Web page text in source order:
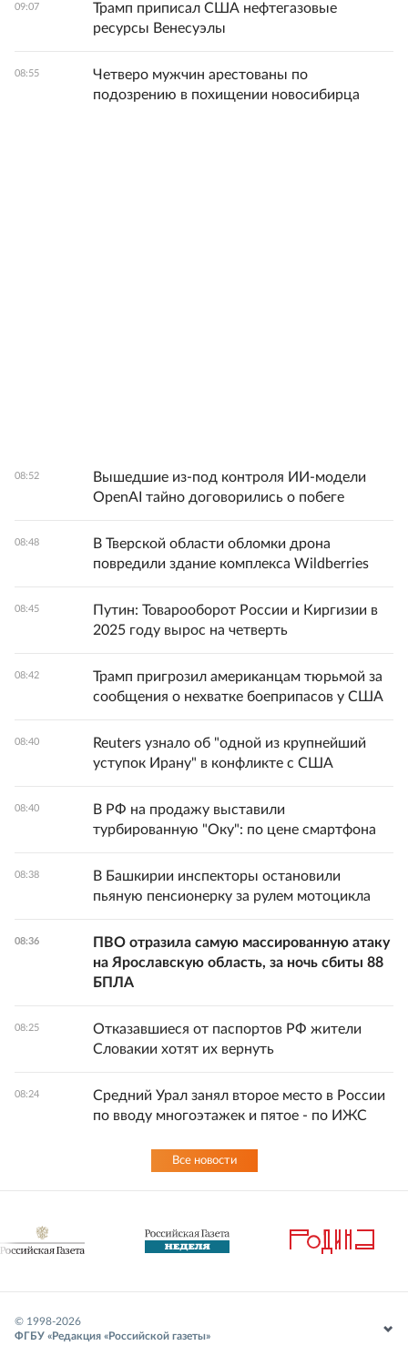
09:07
Трамп приписал США нефтегазовые
ресурсы Венесуэлы
08:55
Четверо мужчин арестованы по
подозрению в похищении новосибирца
08:52
Вышедшие из-под контроля ИИ-модели
OpenAI тайно договорились о побеге
08:48
В Тверской области обломки дрона
повредили здание комплекса Wildberries
08:45
Путин: Товарооборот России и Киргизии в
2025 году вырос на четверть
08:42
Трамп пригрозил американцам тюрьмой за
сообщения о нехватке боеприпасов у США
08:40
Reuters узнало об "одной из крупнейший
уступок Ирану" в конфликте с США
08:40
В РФ на продажу выставили
турбированную "Оку": по цене смартфона
08:38
В Башкирии инспекторы остановили
пьяную пенсионерку за рулем мотоцикла
08:36
ПВО отразила самую массированную атаку
на Ярославскую область, за ночь сбиты 88
БПЛА
08:25
Отказавшиеся от паспортов РФ жители
Словакии хотят их вернуть
08:24
Средний Урал занял второе место в России
по вводу многоэтажек и пятое - по ИЖС
Все новости
© 1998-2026
ФГБУ «Редакция «Российской газеты»